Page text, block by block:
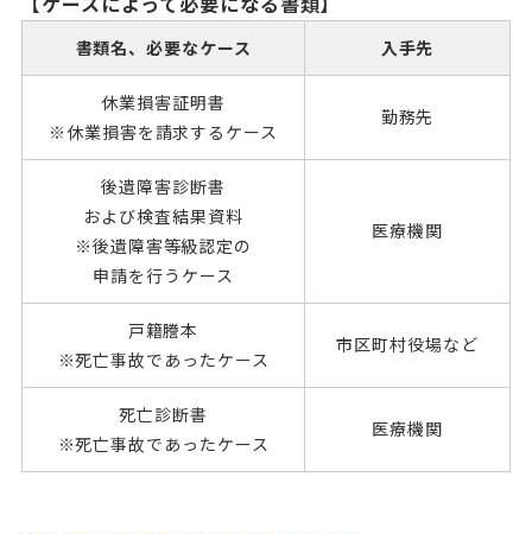
書類名、必要なケース 入手先
休業損害証明書
※休業損害を請求するケース
勤務先
後遺障害診断書
および検査結果資料
※後遺障害等級認定の
申請を行うケース
医療機関
戸籍謄本
※死亡事故であったケース
市区町村役場など
死亡診断書
※死亡事故であったケース
医療機関